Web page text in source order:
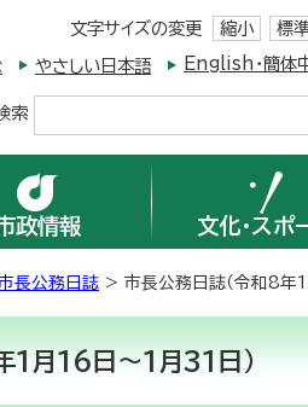
文字サイズの変更 縮小 標
やさしい日本語 English・簡体
索
政情報 文化・スポ
長公務日誌 > 市長公務日誌（令和8年
1月16日～1月31日）